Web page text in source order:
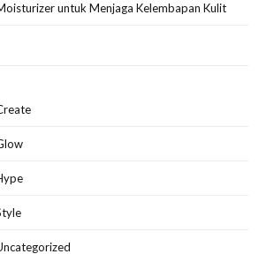
untuk Menjaga Kelembapan Kulit